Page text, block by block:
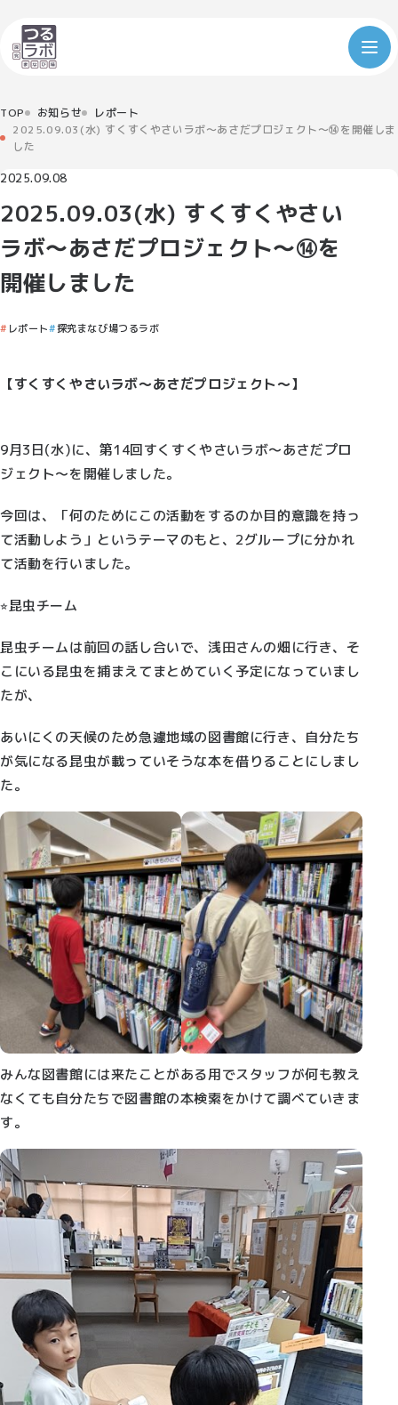
TOP お知らせ
レポート
2025.09.03(水) すくすくやさいラボ～あさだプロジェクト～⑭を開催しま
した
2025.09.08
2025.09.03(水) すくすくやさい
ラボ～あさだプロジェクト～⑭を
開催しました
レポート 探究まなび場つるラボ
【すくすくやさいラボ〜あさだプロジェクト〜】
9月3日(水)に、第14回すくすくやさいラボ〜あさだプロ
ジェクト〜を開催しました。
今回は、「何のためにこの活動をするのか目的意識を持っ
て活動しよう」というテーマのもと、2グループに分かれ
て活動を行いました。
⭐︎昆虫チーム
昆虫チームは前回の話し合いで、浅田さんの畑に行き、そ
こにいる昆虫を捕まえてまとめていく予定になっていまし
たが、
あいにくの天候のため急遽地域の図書館に行き、自分たち
が気になる昆虫が載っていそうな本を借りることにしまし
た。
みんな図書館には来たことがある用でスタッフが何も教え
なくても自分たちで図書館の本検索をかけて調べていきま
す。